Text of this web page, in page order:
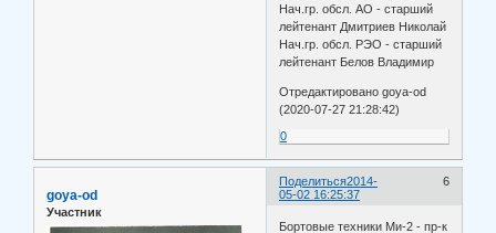
Нач.гр. обсл. АО - старший
лейтенант Дмитриев Николай
Нач.гр. обсл. РЭО - старший
лейтенант Белов Владимир
Отредактировано goya-od
(2020-07-27 21:28:42)
0
Поделиться 6
2014-
05-02 16:25:37
goya-od
Участник
Бортовые техники Ми-2 - пр-к